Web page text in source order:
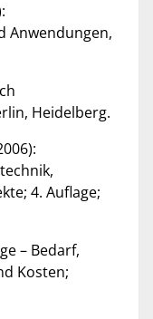
Anwendungen,
Heidelberg.
4. Auflage;
– Bedarf,
Kosten;